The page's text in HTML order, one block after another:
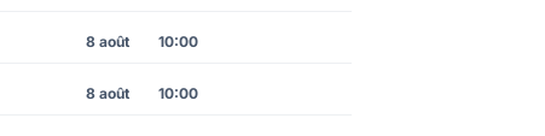
8 août 10:00
8 août 10:00